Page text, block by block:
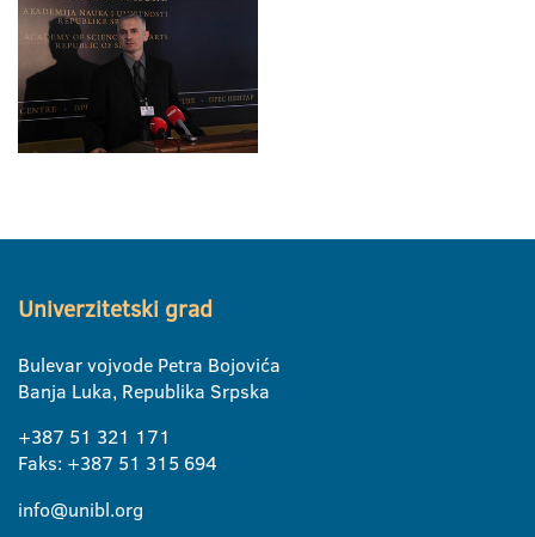
Univerzitetski grad
Bulevar vojvode Petra Bojovića
Banja Luka, Republika Srpska
+387 51 321 171
Faks: +387 51 315 694
info@unibl.org